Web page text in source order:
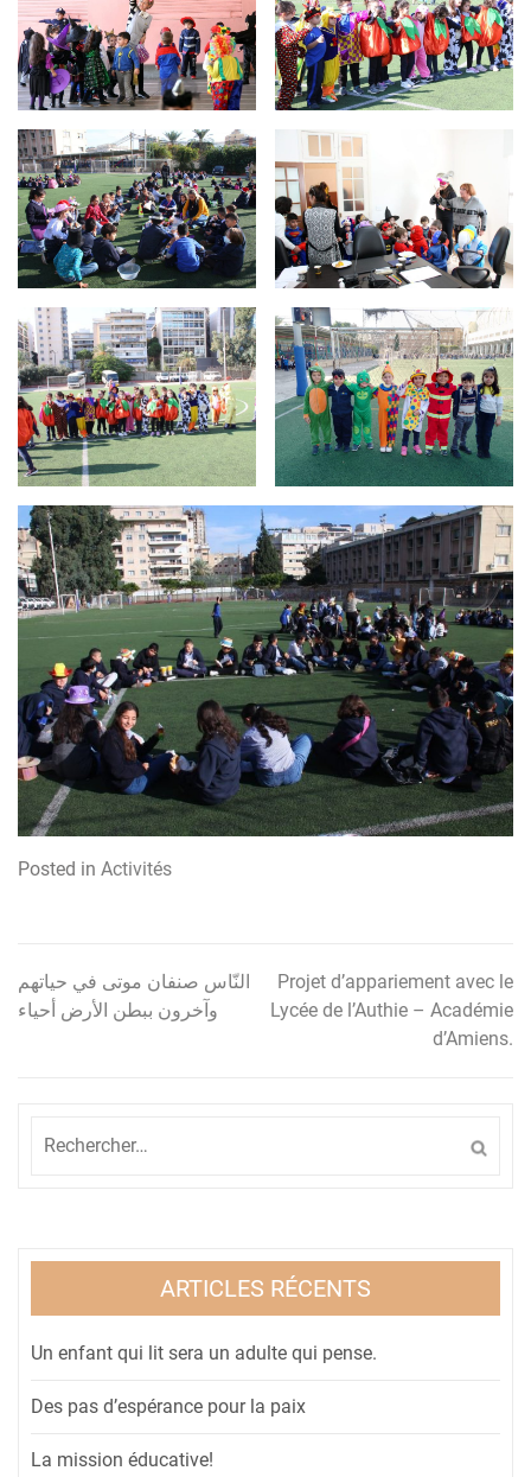
Posted in Activités
Navigation
النّاس صنفان موتى في حياتهم
وآخرون ببطن الأرض أحياء
Projet d’appariement avec le
Lycée de l’Authie – Académie
d’Amiens.
ARTICLES RÉCENTS
Un enfant qui lit sera un adulte qui pense.
Des pas d’espérance pour la paix
La mission éducative!